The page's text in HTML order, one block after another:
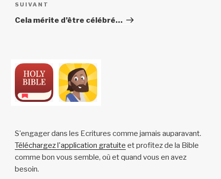
Article
suivant
SUIVANT
Cela mérite d’être célébré…
S'engager dans les Ecritures comme jamais auparavant.
Téléchargez l'application gratuite et profitez de la Bible
comme bon vous semble, où et quand vous en avez
besoin.